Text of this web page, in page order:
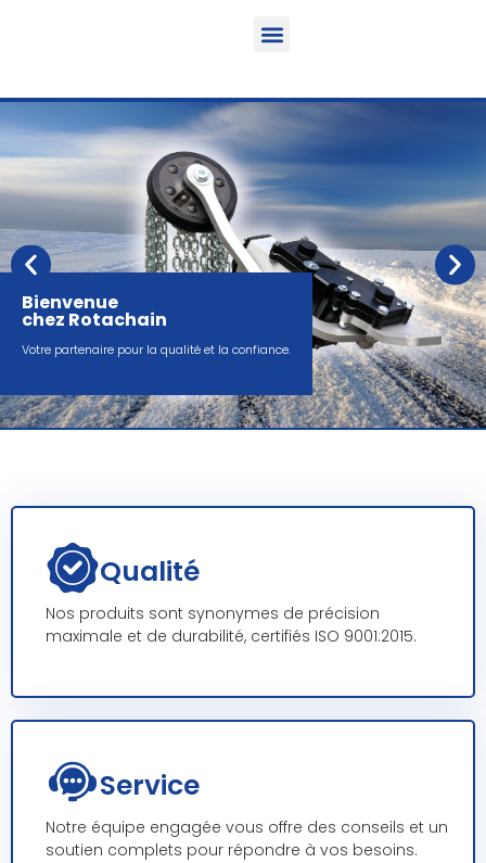
Bienvenue
chez Rotachain
Votre partenaire pour la qualité et la confiance.
Qualité
Nos produits sont synonymes de précision
maximale et de durabilité, certifiés ISO 9001:2015.
Service
Notre équipe engagée vous offre des conseils et un
soutien complets pour répondre à vos besoins.